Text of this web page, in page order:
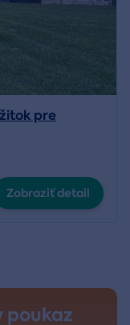
pre
Zobraziť detail
poukaz